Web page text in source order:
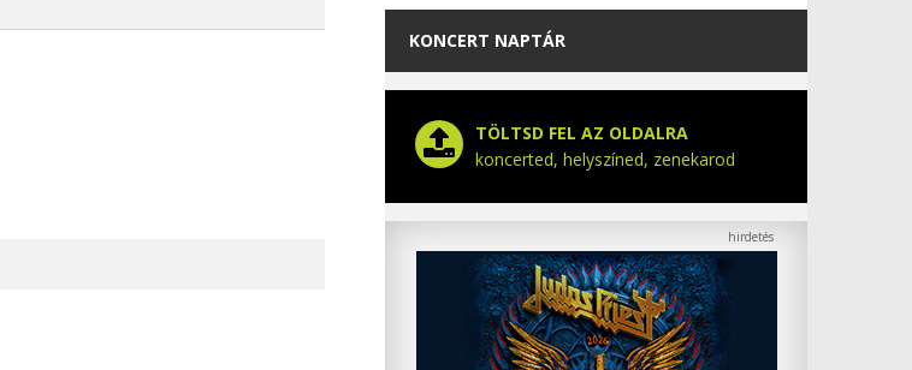
KONCERT NAPTÁR
TÖLTSD FEL AZ OLDALRA
koncerted, helyszíned, zenekarod